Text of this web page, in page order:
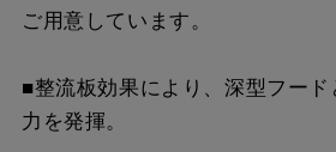
ご用意しています。
■整流板効果により、深型フー
力を発揮。